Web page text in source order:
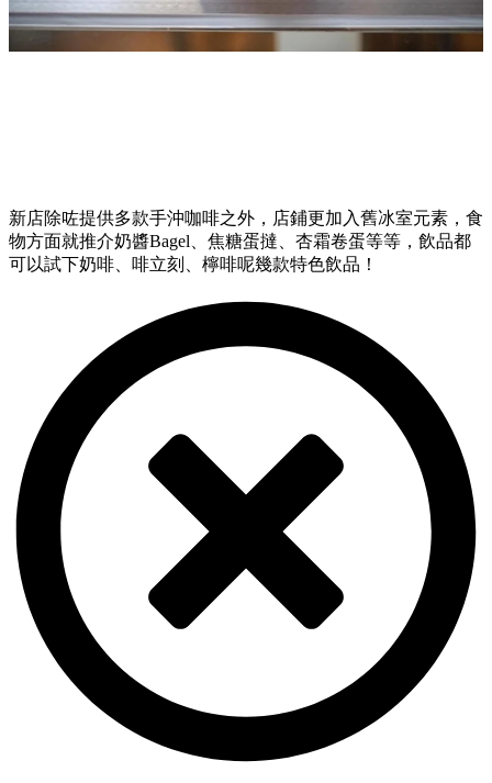
新店除咗提供多款手沖咖啡之外，店鋪更加入舊冰室元素，食
物方面就推介奶醬Bagel、焦糖蛋撻、杏霜卷蛋等等，飲品都
可以試下奶啡、啡立刻、檸啡呢幾款特色飲品！